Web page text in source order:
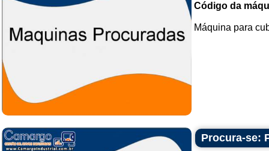
Código da
Máquina para
Procura-se: